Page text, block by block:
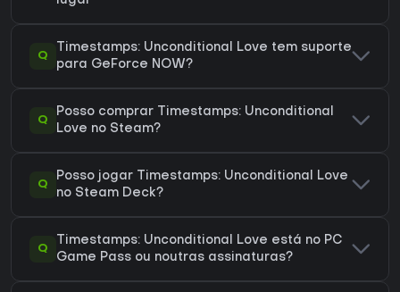
Q
Timestamps: Unconditional Love tem suporte
para GeForce NOW?
Q
Posso comprar Timestamps: Unconditional
Love no Steam?
Q
Posso jogar Timestamps: Unconditional Love
no Steam Deck?
Q
Timestamps: Unconditional Love está no PC
Game Pass ou noutras assinaturas?